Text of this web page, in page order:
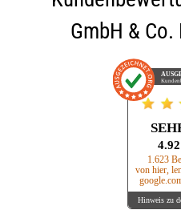
GmbH &
4.92
1.623
von hier,
Hinweis zu